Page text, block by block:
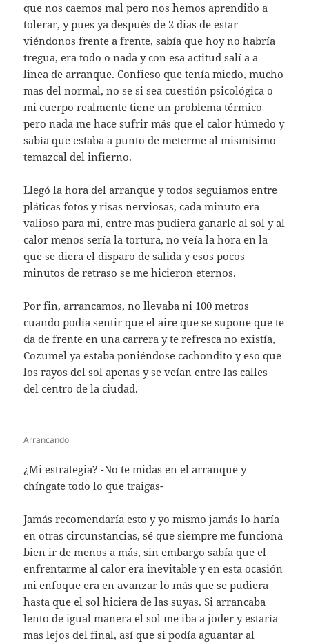
que nos caemos mal pero nos hemos aprendido a
tolerar, y pues ya después de 2 dias de estar
viéndonos frente a frente, sabía que hoy no habría
tregua, era todo o nada y con esa actitud salí a a
linea de arranque. Confieso que tenía miedo, mucho
mas del normal, no se si sea cuestión psicológica o
mi cuerpo realmente tiene un problema térmico
pero nada me hace sufrir más que el calor húmedo y
sabía que estaba a punto de meterme al mismísimo
temazcal del infierno.
Llegó la hora del arranque y todos seguiamos entre
pláticas fotos y risas nerviosas, cada minuto era
valioso para mi, entre mas pudiera ganarle al sol y al
calor menos sería la tortura, no veía la hora en la
que se diera el disparo de salida y esos pocos
minutos de retraso se me hicieron eternos.
Por fin, arrancamos, no llevaba ni 100 metros
cuando podía sentir que el aire que se supone que te
da de frente en una carrera y te refresca no existía,
Cozumel ya estaba poniéndose cachondito y eso que
los rayos del sol apenas y se veían entre las calles
del centro de la ciudad.
Arrancando
¿Mi estrategia? -No te midas en el arranque y
chíngate todo lo que traigas-
Jamás recomendaría esto y yo mismo jamás lo haría
en otras circunstancias, sé que siempre me funciona
bien ir de menos a más, sin embargo sabía que el
enfrentarme al calor era inevitable y en esta ocasión
mi enfoque era en avanzar lo más que se pudiera
hasta que el sol hiciera de las suyas. Si arrancaba
lento de igual manera el sol me iba a joder y estaría
mas lejos del final, así que si podía aguantar al